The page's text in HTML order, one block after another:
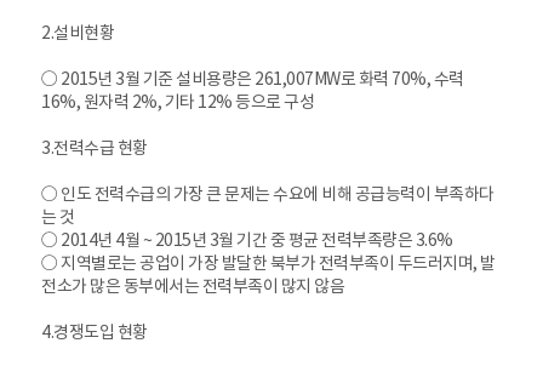
2.설비현황
○ 2015년 3월 기준 설비용량은 261,007MW로 화력 70%, 수력
16%, 원자력 2%, 기타 12% 등으로 구성
3.전력수급 현황
○ 인도 전력수급의 가장 큰 문제는 수요에 비해 공급능력이 부족하다
는 것
○ 2014년 4월 ~ 2015년 3월 기간 중 평균 전력부족량은 3.6%
○ 지역별로는 공업이 가장 발달한 북부가 전력부족이 두드러지며, 발
전소가 많은 동부에서는 전력부족이 많지 않음
4.경쟁도입 현황